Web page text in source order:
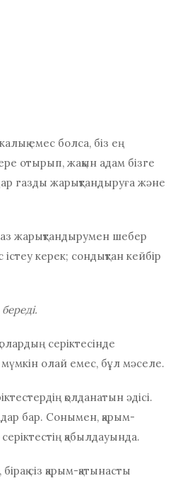
емес болса, біз ең
отырып, жақын адам бізге
газды жарықтандыруға және
жарықтандырумен шебер
керек; сондықтан кейбір
олардың серіктесінде
олай емес, бұл мәселе.
қолданатын әдісі.
бар. Сонымен, қарым-
қабылдауында.
сіз қарым-қатынасты